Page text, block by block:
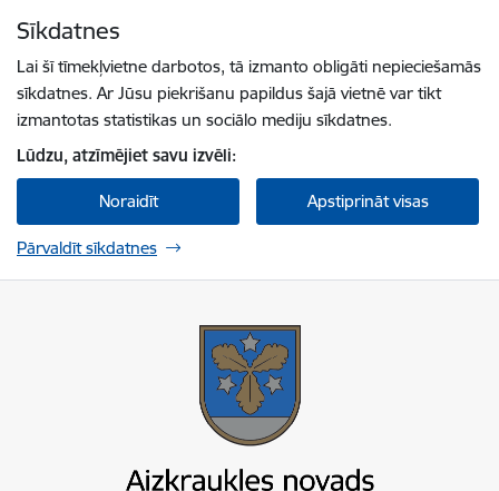
Sīkdatnes
Lai šī tīmekļvietne darbotos, tā izmanto obligāti nepieciešamās
sīkdatnes. Ar Jūsu piekrišanu papildus šajā vietnē var tikt
izmantotas statistikas un sociālo mediju sīkdatnes.
Lūdzu, atzīmējiet savu izvēli:
Noraidīt Apstiprināt visas
Pārvaldīt sīkdatnes